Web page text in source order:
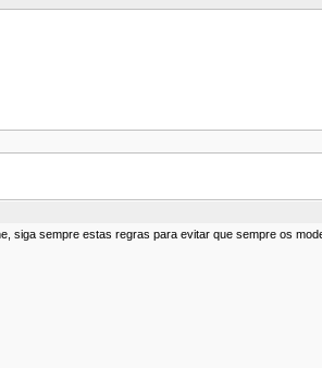
siga sempre estas regras para evitar que sempre os